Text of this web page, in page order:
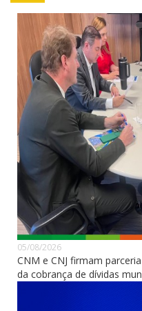
05/08/2026
CNM e CNJ firmam
da cobrança de dívidas